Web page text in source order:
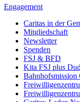
Engagement
Caritas in der
Mitgliedschaft
Newsletter
Spenden
FSJ & BFD
Kita FSJ plus
Bahnhofsmission